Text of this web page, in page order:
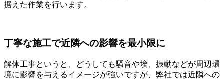
据えた作業を行います。
丁寧な施工で近隣への影響を最小限に
解体工事というと、どうしても騒音や埃、振動などが周辺環
境に影響を与えるイメージが強いですが、弊社では近隣への